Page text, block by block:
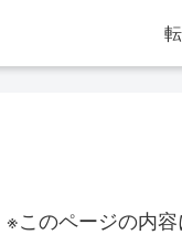
※このページの内容